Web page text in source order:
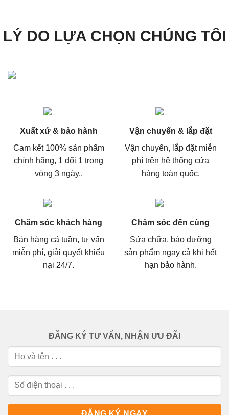
LÝ DO LỰA CHỌN CHÚNG TÔI
Xuất xứ & bảo hành
Cam kết 100% sản phẩm
chính hãng, 1 đổi 1 trong
vòng 3 ngày..
Vận chuyển & lắp đặt
Vận chuyển, lắp đặt miễn
phí trên hệ thống cửa
hàng toàn quốc.
Chăm sóc khách hàng
Bán hàng cả tuần, tư vấn
miễn phí, giải quyết khiếu
nại 24/7.
Chăm sóc đến cùng
Sửa chữa, bảo dưỡng
sản phẩm ngay cả khi hết
hạn bảo hành.
ĐĂNG KÝ TƯ VẤN, NHẬN ƯU ĐÃI